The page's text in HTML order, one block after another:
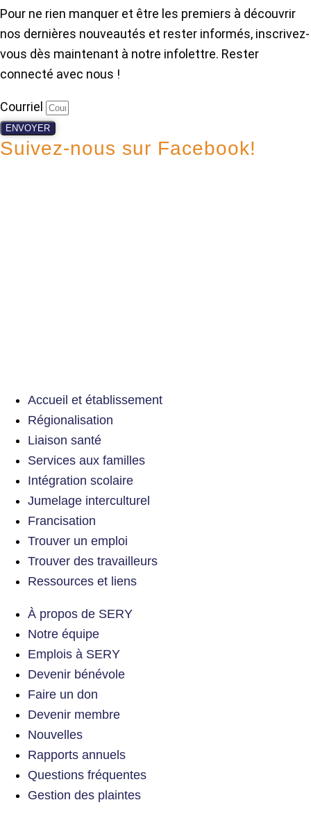
Pour ne rien manquer et être les premiers à découvrir
nos dernières nouveautés et rester informés, inscrivez-
vous dès maintenant à notre infolettre. Rester
connecté avec nous !
Courriel
ENVOYER
Suivez-nous sur Facebook!
Accueil et établissement
Régionalisation
Liaison santé
Services aux familles
Intégration scolaire
Jumelage interculturel
Francisation
Trouver un emploi
Trouver des travailleurs
Ressources et liens
À propos de SERY
Notre équipe
Emplois à SERY
Devenir bénévole
Faire un don
Devenir membre
Nouvelles
Rapports annuels
Questions fréquentes
Gestion des plaintes